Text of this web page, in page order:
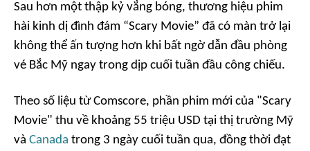
Sau hơn một thập kỷ vắng bóng, thương hiệu phim
hài kinh dị đình đám “Scary Movie” đã có màn trở lại
không thể ấn tượng hơn khi bất ngờ dẫn đầu phòng
vé Bắc Mỹ ngay trong dịp cuối tuần đầu công chiếu.
Theo số liệu từ Comscore, phần phim mới của "Scary
Movie" thu về khoảng 55 triệu USD tại thị trường Mỹ
và Canada trong 3 ngày cuối tuần qua, đồng thời đạt